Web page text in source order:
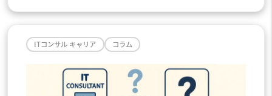
ITコンサル キャリア コラム